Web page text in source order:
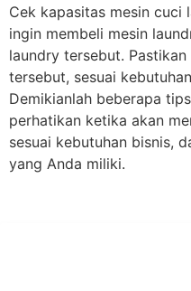
Cek kapasitas mesin cuci
ingin membeli mesin
laundry tersebut.
tersebut, sesuai
Demikianlah beberapa
perhatikan ketika akan
sesuai kebutuhan bisnis,
yang Anda miliki.